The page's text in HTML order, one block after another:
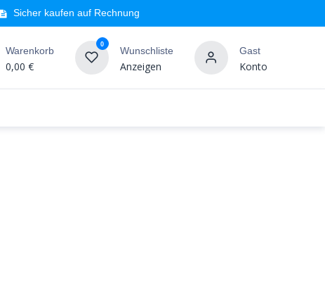
Sicher kaufen auf Rechnung
Warenkorb
0,00 €
0
Wunschliste
Anzeigen
Gast
Konto